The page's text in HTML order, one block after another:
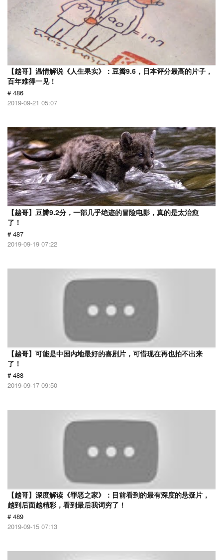
【越哥】温情解说《人生果实》：豆瓣9.6，日本评分最高的片子，
百年难得一见！
# 486
2019-09-21 05:07
【越哥】豆瓣9.2分，一部几乎绝迹的冒险电影，真的是太治愈
了！
# 487
2019-09-19 07:22
【越哥】可能是中国内地最好的喜剧片，可惜现在再也拍不出来
了！
# 488
2019-09-17 09:50
【越哥】深度解读《罪恶之家》：目前看到的最有深度的悬疑片，
越到后面越精彩，看到最后我词穷了！
# 489
2019-09-15 07:13